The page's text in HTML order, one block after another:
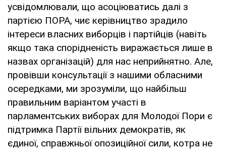
усвідомлювали, що асоціюватись далі з
партією ПОРА, чиє керівництво зрадило
інтереси власних виборців і партійців (навіть
якщо така спорідненість виражається лише в
назвах організацій) для нас неприйнятно. Але,
провівши консультації з нашими обласними
осередками, ми зрозуміли, що найбільш
правильним варіантом участі в
парламентських виборах для Молодої Пори є
підтримка Партії вільних демократів, як
єдиної, справжньої опозиційної сили, котра не